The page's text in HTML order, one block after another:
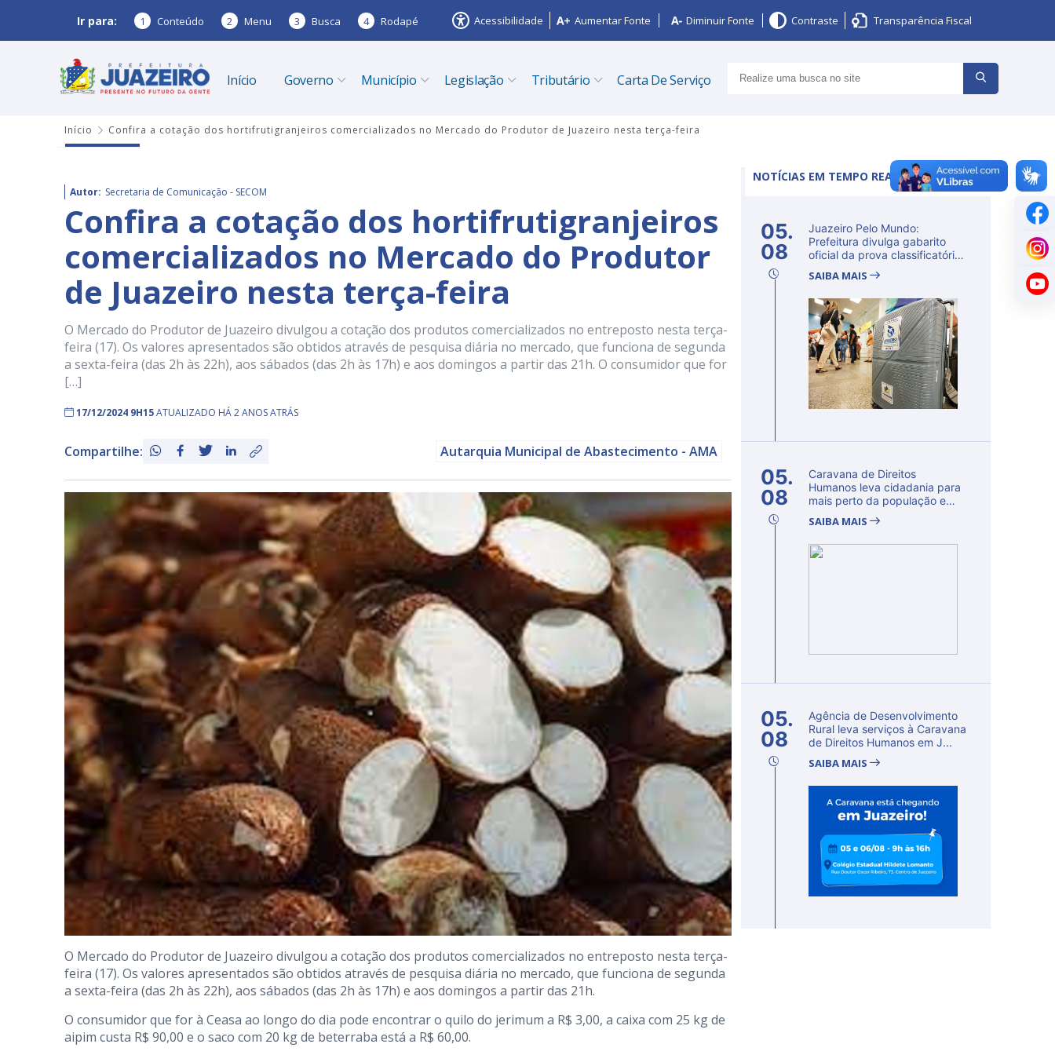
Ir para: 1 Conteúdo 2 Menu 3 Busca 4 Rodapé Acessibilidade Aumentar Fonte Diminuir Fonte Contraste Transparência Fiscal
Início Governo Município Legislação Tributário Carta De Serviço
Início Confira a cotação dos hortifrutigranjeiros comercializados no Mercado do Produtor de Juazeiro nesta terça-feira
Autor: Secretaria de Comunicação - SECOM
Confira a cotação dos hortifrutigranjeiros
comercializados no Mercado do Produtor
de Juazeiro nesta terça-feira
O Mercado do Produtor de Juazeiro divulgou a cotação dos produtos comercializados no entreposto nesta terça-
feira (17). Os valores apresentados são obtidos através de pesquisa diária no mercado, que funciona de segunda
a sexta-feira (das 2h às 22h), aos sábados (das 2h às 17h) e aos domingos a partir das 21h. O consumidor que for
[…]
17/12/2024 9H15ATUALIZADO HÁ 2 ANOS ATRÁS
Compartilhe: Autarquia Municipal de Abastecimento - AMA
O Mercado do Produtor de Juazeiro divulgou a cotação dos produtos comercializados no entreposto nesta terça-
feira (17). Os valores apresentados são obtidos através de pesquisa diária no mercado, que funciona de segunda
a sexta-feira (das 2h às 22h), aos sábados (das 2h às 17h) e aos domingos a partir das 21h.
O consumidor que for à Ceasa ao longo do dia pode encontrar o quilo do jerimum a R$ 3,00, a caixa com 25 kg de
aipim custa R$ 90,00 e o saco com 20 kg de beterraba está a R$ 60,00.
NOTÍCIAS EM TEMPO REAL
05.
08
Juazeiro Pelo Mundo:
Prefeitura divulga gabarito
oficial da prova classificatória
SAIBA MAIS
05.
08
Caravana de Direitos
Humanos leva cidadania para
mais perto da população e
SAIBA MAIS
05.
08
Agência de Desenvolvimento
Rural leva serviços à Caravana
de Direitos Humanos em J...
SAIBA MAIS